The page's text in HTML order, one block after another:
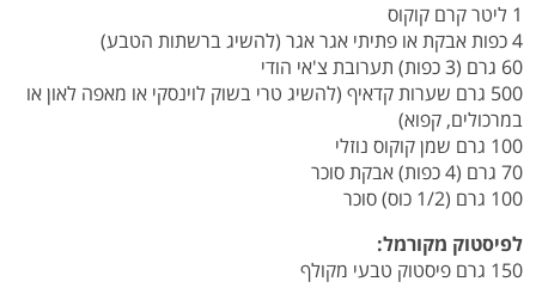
1 ליטר קרם קוקוס
4 כפות אבקת או פתיתי אגר אגר (להשיג ברשתות הטבע)
60 גרם (3 כפות) תערובת צ'אי הודי
500 גרם שערות קדאיף (להשיג טרי בשוק לוינסקי או מאפה לאון או
במרכולים, קפוא)
100 גרם שמן קוקוס נוזלי
70 גרם (4 כפות) אבקת סוכר
100 גרם (1/2 כוס) סוכר
לפיסטוק מקורמל:
150 גרם פיסטוק טבעי מקולף